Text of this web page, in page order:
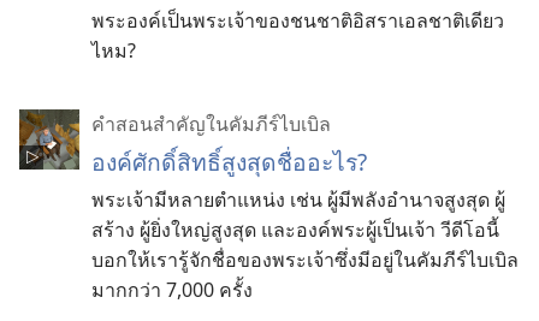
พระองค์เป็นพระเจ้าของชนชาติอิสราเอลชาติเดียว
ไหม?
คำสอนสำคัญในคัมภีร์ไบเบิล
องค์ศักดิ์สิทธิ์สูงสุดชื่ออะไร?
พระเจ้ามีหลายตำแหน่ง เช่น ผู้มีพลังอำนาจสูงสุด ผู้
สร้าง ผู้ยิ่งใหญ่สูงสุด และองค์พระผู้เป็นเจ้า วีดีโอนี้
บอกให้เรารู้จักชื่อของพระเจ้าซึ่งมีอยู่ในคัมภีร์ไบเบิล
มากกว่า 7,000 ครั้ง